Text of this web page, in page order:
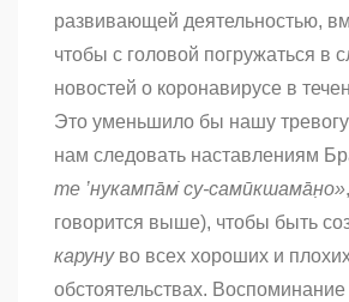
развивающей деятельностью,
чтобы с головой погружаться в
новостей о коронавирусе в
Это уменьшило бы нашу
нам следовать наставлениям
те ’нукампа̄м̇ су-самӣкшама̄н̣о»
говорится выше), чтобы быть
карунуво всех хороших и
обстоятельствах.